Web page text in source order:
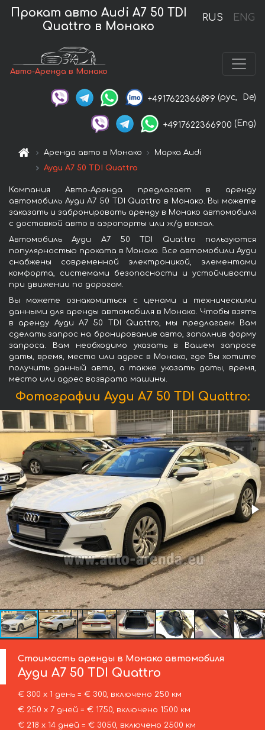
RUS ENG
Прокат авто Audi A7 50 TDI
Quattro в Монако
Авто-Аренда в Монако
+4917622366899 (рус, De)
+4917622366900 (Eng)
Аренда авто в Монако
Марка Audi
Ауди A7 50 TDI Quattro
Компания Авто-Аренда предлагает в аренду
автомобиль Ауди A7 50 TDI Quattro в Монако. Вы можете
заказать и забронировать аренду в Монако автомобиля
с доставкой авто в аэропорты или ж/д вокзал.
Автомобиль Ауди A7 50 TDI Quattro пользуются
популярностью проката в Монако. Все автомобили Ауди
снабжены современной электроникой, элементами
комфорта, системами безопасности и устойчивости
при движении по дорогам.
Вы можете ознакомиться с ценами и техническими
данными для аренды автомобиля в Монако. Чтобы взять
в аренду Ауди A7 50 TDI Quattro, мы предлагаем Вам
сделать запрос на бронирование авто, заполнив форму
запроса. Вам необходимо указать в Вашем запросе
даты, время, место или адрес в Монако, где Вы хотите
получить данный авто, а также указать даты, время,
место или адрес возврата машины.
Фотографии Ауди A7 50 TDI Quattro:
Стоимость аренды в Монако автомобиля
Ауди A7 50 TDI Quattro
€ 300 х 1 день = € 300, включено 250 км
€ 250 х 7 дней = € 1750, включено 1500 км
€ 218 х 14 дней = € 3050, включено 2500 км